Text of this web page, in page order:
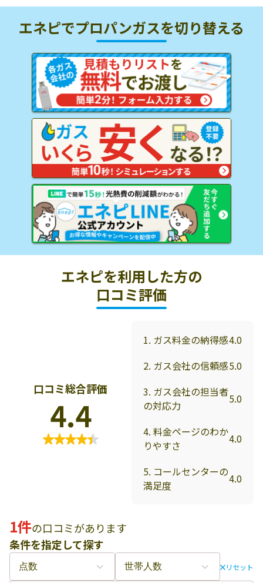
エネピでプロパンガスを切り替える
エネピを利用した方の
口コミ評価
口コミ総合評価
4.4
1. ガス料金の納得感4.0
2. ガス会社の信頼感5.0
3. ガス会社の担当者
の対応力
5.0
4. 料金ページのわか
りやすさ
4.0
5. コールセンターの
満足度
4.0
1件の口コミがあります
条件を指定して探す
リセット